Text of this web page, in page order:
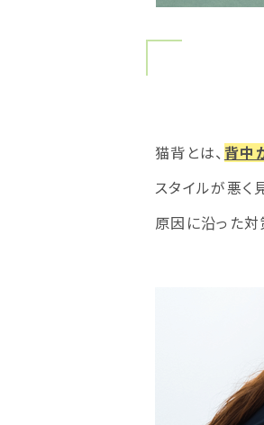
猫背とは、 背中
スタイルが悪く
原因に沿った対